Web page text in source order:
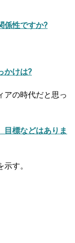
係性ですか?
かけは?
アの時代だと思っ
目標などはありま
す。